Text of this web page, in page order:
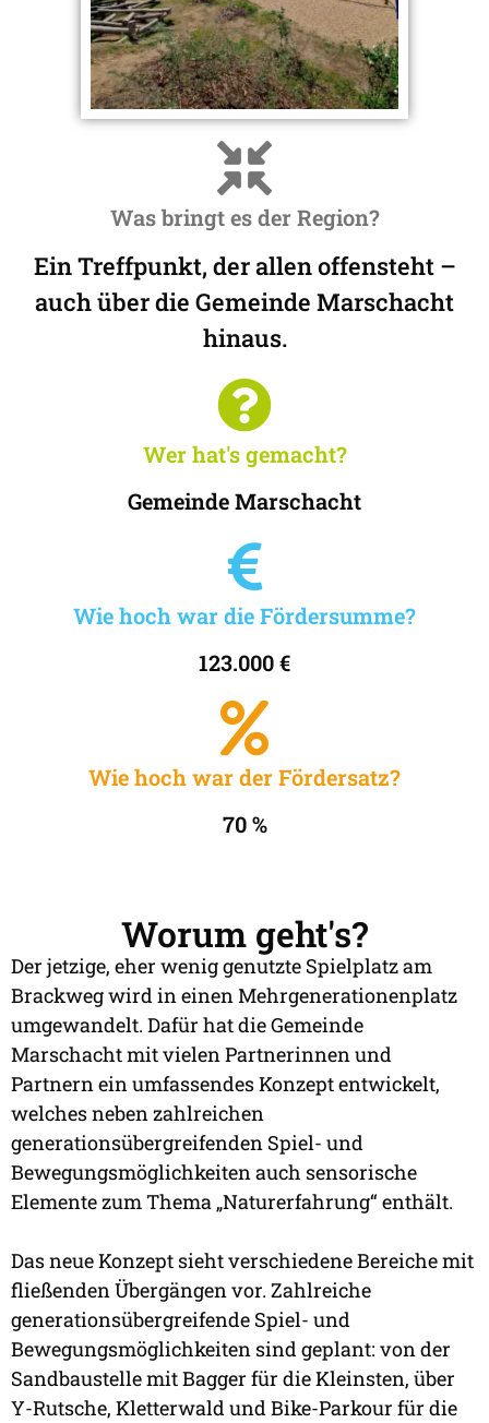
Was bringt es der Region?
Ein Treffpunkt, der allen offensteht –
auch über die Gemeinde Marschacht
hinaus.
Wer hat's gemacht?
Gemeinde Marschacht
Wie hoch war die Fördersumme?
123.000 €
Wie hoch war der Fördersatz?
70 %
Worum geht's?
Der jetzige, eher wenig genutzte Spielplatz am
Brackweg wird in einen Mehrgenerationenplatz
umgewandelt. Dafür hat die Gemeinde
Marschacht mit vielen Partnerinnen und
Partnern ein umfassendes Konzept entwickelt,
welches neben zahlreichen
generationsübergreifenden Spiel- und
Bewegungsmöglichkeiten auch sensorische
Elemente zum Thema „Naturerfahrung“ enthält.
Das neue Konzept sieht verschiedene Bereiche mit
fließenden Übergängen vor. Zahlreiche
generationsübergreifende Spiel- und
Bewegungsmöglichkeiten sind geplant: von der
Sandbaustelle mit Bagger für die Kleinsten, über
Y-Rutsche, Kletterwald und Bike-Parkour für die